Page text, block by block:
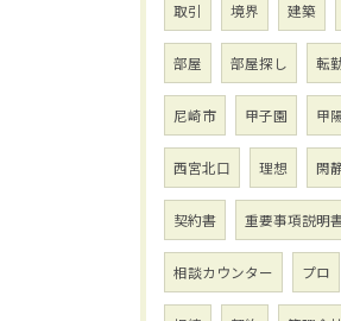
取引 境界 建築
部屋 部屋探し 転
尼崎市 甲子園 甲
西宮北口 理想 閑
契約書 重要事項説明
相談カウンター プロ